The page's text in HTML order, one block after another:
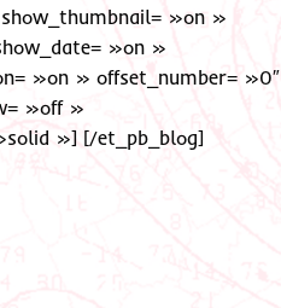
»on »
»on »
»on » offset_number= »0″
»off »
»] [/et_pb_blog]